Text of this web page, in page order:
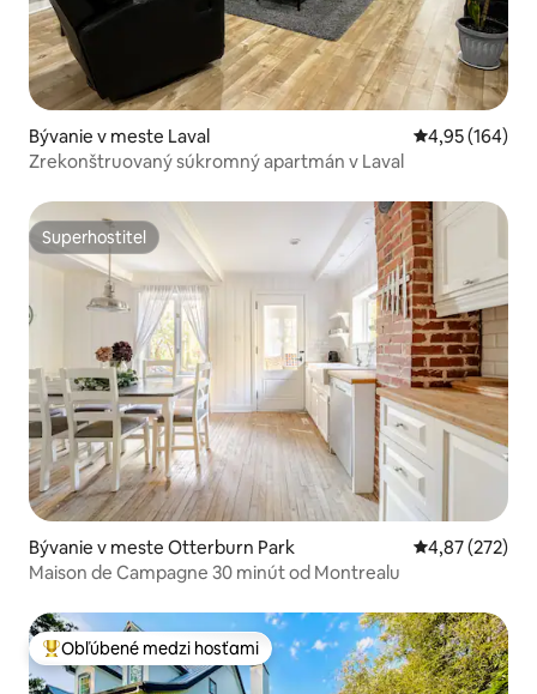
Bývanie v meste Laval Priemerné
4,95 (164)
Zrekonštruovaný súkromný apartmán v Laval
Superhostiteľ
Superhostiteľ
Bývanie v meste Otterburn Park Priemerné
4,87 (272)
Maison de Campagne 30 minút od Montrealu
Najobľúbenejšie medzi hosťami
Obľúbené medzi hosťami